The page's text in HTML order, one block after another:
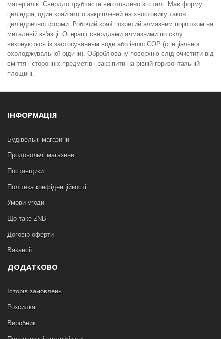
матеріалів. Свердло трубчасте виготовлено зі сталі. Має форму
циліндра, один край якого закріплений на хвостовику також
циліндричної форми. Робочий край покритий алмазним порошком на
металевій зв'язці. Операції свердлами алмазними по склу
виконуються із застосуванням води або іншої СОР (спеціальної
охолоджувальної рідини). Оброблювану поверхню слід очистити від
сміття і сторонніх предметів і закріпити на рівній горизонтальній
площині.
ІНФОРМАЦІЯ
Будівельні магазини
Продовольчі магазини
Поставщики
Політика конфіденційності
Умови угоди
Що таке ZNB
Договір оферти
Вакансії
ДОДАТКОВО
Історія замовлень
Розсилка
Виробник